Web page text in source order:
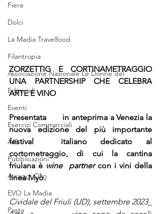
Fiere
Dolci
La Madia Travelfood
Filantropia
Associazione Nazionale Le Donne del
Editoriali
Eventi
Esercizi Commerciali
AIS
Pubblicazioni
Assaggi Olio
EVO La Madia
Pasta
ZORZETTIG E CORTINAMETRAGGIO
UNA PARTNERSHIP CHE CELEBRA
ARTE E VINO
Presentata       in anteprima a Venezia la
nuova edizione del più importante
festival  italiano dedicato al
cortometraggio, di cui la cantina
friulana è wine  partner con i vini della
linea Myò.
Cividale del Friuli (UD), settembre 2023_